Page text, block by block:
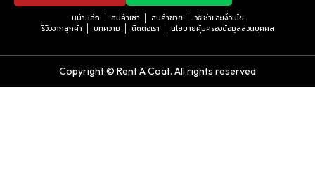
หน้าหลัก สินค้าเช่า สินค้าขาย
วิธีเช่าและเงื่อนไข
รีวิวจากลูกค้า
บทความ ติดต่อเรา นโยบายคุ้มครองข้อมูลส่วนบุคคล
Copyright © Rent A Coat. All rights reserved